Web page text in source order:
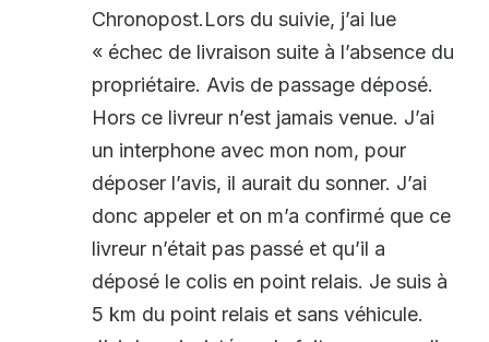
Chronopost.Lors du suivie, j’ai lue
« échec de livraison suite à l’absence du
propriétaire. Avis de passage déposé.
Hors ce livreur n’est jamais venue. J’ai
un interphone avec mon nom, pour
déposer l’avis, il aurait du sonner. J’ai
donc appeler et on m’a confirmé que ce
livreur n’était pas passé et qu’il a
déposé le colis en point relais. Je suis à
5 km du point relais et sans véhicule.